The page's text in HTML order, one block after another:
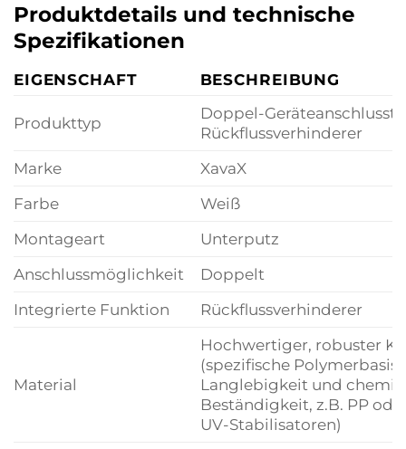
Produktdetails und technische
Spezifikationen
EIGENSCHAFT BESCHREIBUNG
Produkttyp
Doppel-
Rückflussverhinderer
Marke
XavaX
Farbe
Weiß
Montageart
Unterputz
Anschlussmöglichkeit
Doppelt
Integrierte Funktion
Rückflussverhinderer
Material
Hochwertiger, robuster
(spezifische Polymerbasis
Langlebigkeit und
Beständigkeit, z.B. PP
UV-Stabilisatoren)